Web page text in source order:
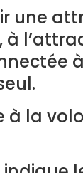
une
à la